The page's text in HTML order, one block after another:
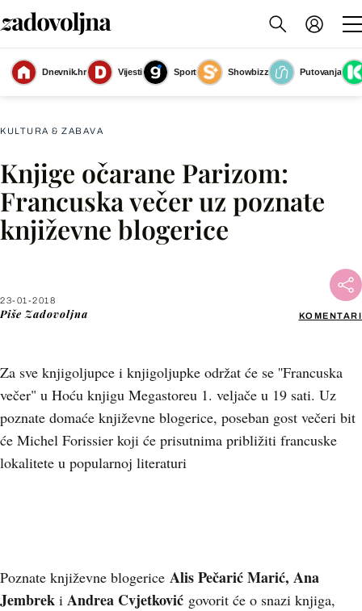
Dnevnik.hr Vijesti Sport Showbizz Putovanja
Poseban gost večeri bit će Michel Forissier koji će prisutnima približiti
francuske lokalitete u popularnoj literaturi (Foto: Zadovoljna.hr)(Foto:
Zadovoljna.hr)
KULTURA & ZABAVA
Knjige očarane Parizom:
Francuska večer uz poznate
književne blogerice
23-01-2018
Piše Zadovoljna KOMENTARI
Za sve knjigoljupce i knjigoljupke održat će se ''Francuska
večer" u Hoću knjigu Megastoreu 1. veljače u 19 sati. Uz
poznate domaće književne blogerice, poseban gost večeri bit
će Michel Forissier koji će prisutnima približiti francuske
lokalitete u popularnoj literaturi
Facebook
X
Poznate književne blogerice Alis Pečarić Marić, Ana
Jembrek i Andrea Cvjetković govorit će o snazi knjiga,